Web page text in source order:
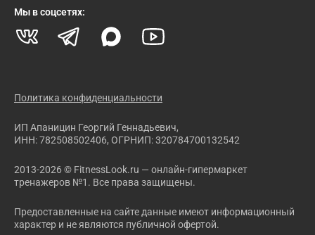
Мы в соцсетях:
Политика конфиденциальности
ИП Апаницин Георгий Геннадьевич,
ИНН: 782508502406, ОГРНИП: 320784700132542
2013-2026 © FitnessLook.ru — онлайн-гипермаркет
тренажеров №1. Все права защищены.
Предоставленные на сайте данные имеют информационный
характер и не являются публичной офертой.